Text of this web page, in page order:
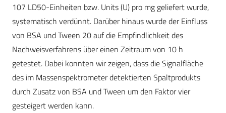
107 LD50-Einheiten bzw. Units (U) pro mg geliefert wurde,
systematisch verdünnt. Darüber hinaus wurde der Einfluss
von BSA und Tween 20 auf die Empfindlichkeit des
Nachweisverfahrens über einen Zeitraum von 10 h
getestet. Dabei konnten wir zeigen, dass die Signalfläche
des im Massenspektrometer detektierten Spaltprodukts
durch Zusatz von BSA und Tween um den Faktor vier
gesteigert werden kann.